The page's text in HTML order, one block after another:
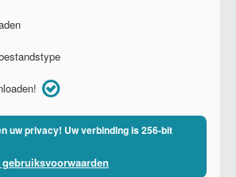
uw privacy! Uw verbinding is 256-bit